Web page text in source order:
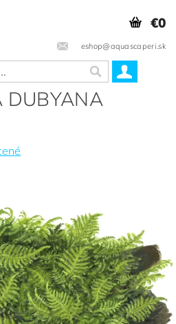
eshop@aquascaperi.sk
€0
DUBYANA